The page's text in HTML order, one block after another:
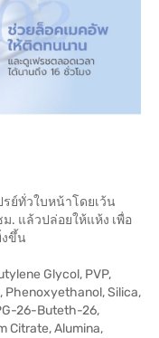
ย์ทั่วใบหน้าโดยเว้น
. แล้วปล่อยให้แห้ง เพื่อ
ขึ้น
Glycol, PVP,
Silica,
26-Buteth-26,
Citrate, Alumina,